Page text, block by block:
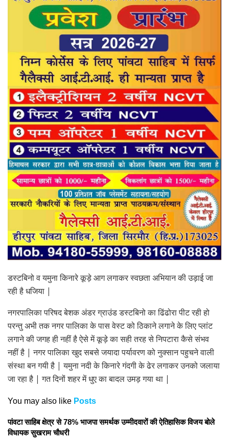
डस्टबिनो व यमुना किनारे कूड़े आग लगाकर स्वछता अभियान की उड़ाई जा
रही है धजिया |
नगरपालिका परिषद बेशक अंडर ग्राउंड डस्टबिनो का ढिंढोरा पीट रही हो
परन्तु अभी तक नगर पालिका के पास वेस्ट को ठिकाने लगाने के लिए प्लांट
लगाने की जगह ही नहीं है ऐसे में कूड़े का सही तरह से निपटारा कैसे संभव
नहीं है | नगर पालिका खुद सबसे जयादा पर्यावरण को नुक्सान पहुचने वाली
संस्था बन गयी है | यमुना नदी के किनारे गंदगी के ढेर लगाकर उनको जलाया
जा रहा है | गत दिनों शहर में धुए का बादल उमड़ गया था |
You may also like Posts
पांवटा साहिब क्षेत्र से 78% भाजपा समर्थक उम्मीदवारों की ऐतिहासिक विजय बोले
विधायक सुखराम चौधरी